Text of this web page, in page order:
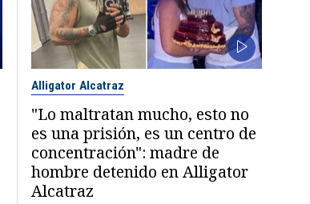
Alligator Alcatraz
"Lo maltratan mucho, esto no
es una prisión, es un centro de
concentración": madre de
hombre detenido en Alligator
Alcatraz